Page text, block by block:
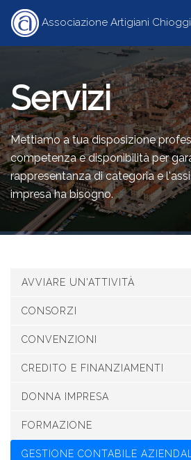
Associazione Artigiani
HOME
SERVIZI
ARTICOLI
Servizi
Mettiamo a tua disposizione
competenza e disponibilità per
rappresentanza di categoria e
impresa ha bisogno.
AVVIARE UN'ATTIVITÀ
CONSORZI
CONVENZIONI
CREDITO E FINANZIAMENTI
DONNA IMPRESA
FORMAZIONE
GESTIONE CONTABILE